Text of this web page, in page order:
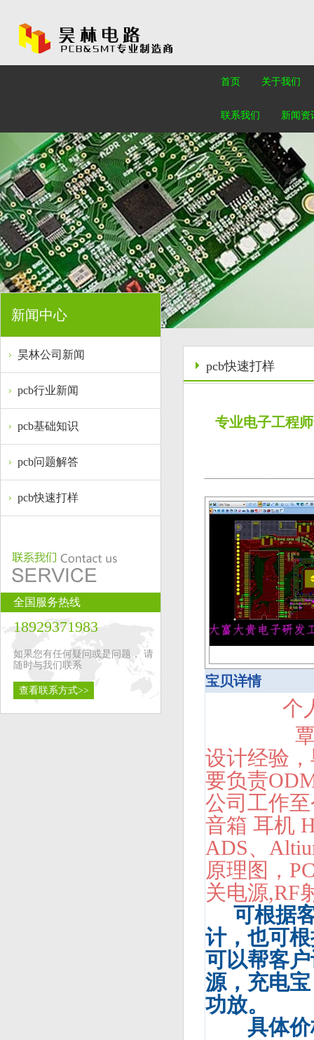
首页 关于我们
联系我们 新闻资
新闻中心
昊林公司新闻
pcb行业新闻
pcb基础知识
pcb问题解答
pcb快速打样
全国服务热线
18929371983
如果您有任何疑问或是问题， 请
随时与我们联系
查看联系方式>>
pcb快速打样
专业电子工程
宝贝详情
个
覃工
设计经验
要负责
公司工作
音箱 耳机
ADS、
原理图，
关电源,RF
可根据客
计，也可
可以帮客
源，充电
功放。
具体价